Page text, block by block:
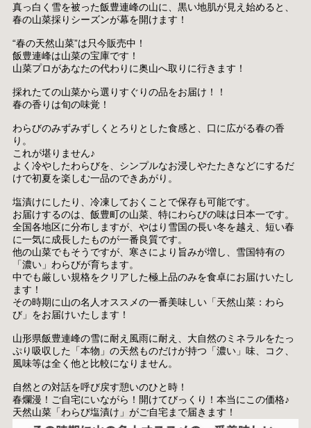
真っ白く雪を被った飯豊連峰の山に、黒い地肌が見え始めると、
春の山菜採りシーズンが幕を開けます！
“春の天然山菜”は只今販売中！
飯豊連峰は山菜の宝庫です！
山菜プロがあなたの代わりに奥山へ取りに行きます！
採れたての山菜から選りすぐりの品をお届け！！
春の香りは旬の味覚！
わらびのみずみずしくとろりとした食感と、口に広がる春の香
り。
これが堪りません♪
よく冷やしたわらびを、シンプルなお浸しやたたきなどにするだ
けで初夏を楽しむ一品のできあがり。
塩漬けにしたり、冷凍しておくことで保存も可能です。
お届けするのは、飯豊町の山菜、特にわらびの味は日本一です。
全国各地区に分布しますが、やはり雪国の長い冬を越え、短い春
に一気に成長したものが一番良質です。
他の山菜でもそうですが、寒さにより旨みが増し、雪国特有の
「濃い」わらびが育ちます。
中でも厳しい規格をクリアした極上品のみを食卓にお届けいたし
ます！
その時期に山の名人オススメの一番美味しい「天然山菜：わら
び」をお届けいたします！
山形県飯豊連峰の雪に耐え風雨に耐え、大自然のミネラルをたっ
ぷり吸収した「本物」の天然ものだけが持つ「濃い」味、コク、
風味等は全く他と比較になりません。
自然との対話を呼び戻す憩いのひと時！
春爛漫！ご自宅にいながら！開けてびっくり！本当にこの価格♪
天然山菜「わらび塩漬け」がご自宅まで届きます！